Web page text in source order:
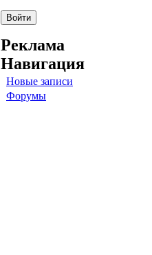
Реклама
Навигация
Новые записи
Форумы